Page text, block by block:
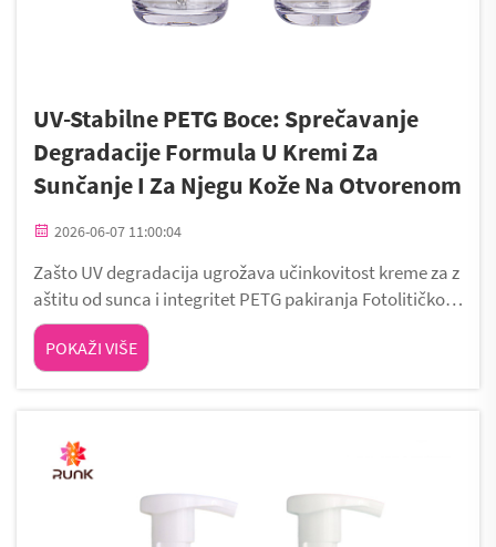
UV-Stabilne PETG Boce: Sprečavanje
Degradacije Formula U Kremi Za
Sunčanje I Za Njegu Kože Na Otvorenom
2026-06-07 11:00:04
Zašto UV degradacija ugrožava učinkovitost kreme za z
aštitu od sunca i integritet PETG pakiranja Fotolitičko r
azgradnja ključnih aktivnih tvari (avobenzon, oktinoksa
t) pod izlaganjem sunčevim UV zračenju Sunčevo ultralj
ubičasto (UV) zračenje izaziva fotoliti
POKAŽI VIŠE